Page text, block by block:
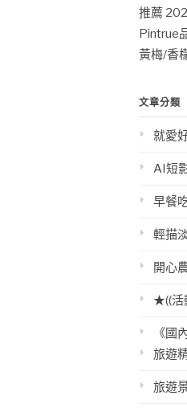
推薦
Pintrue
黃梅/香
文章分類
就愛
AI短
早餐
輕描
開心
★((活
《國
旅遊
旅遊